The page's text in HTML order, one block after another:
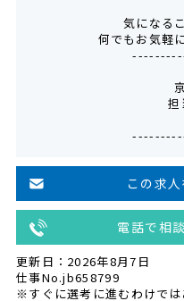
気になる
何でもお気軽
担
この求
電話で相
更新日：2026年8月7日
仕事No.jb658799
※すぐに選考に進むわけで